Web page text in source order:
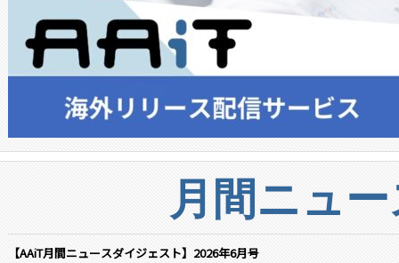
月間ニュ
【AAiT月間ニュースダイジェスト】2026年6月号